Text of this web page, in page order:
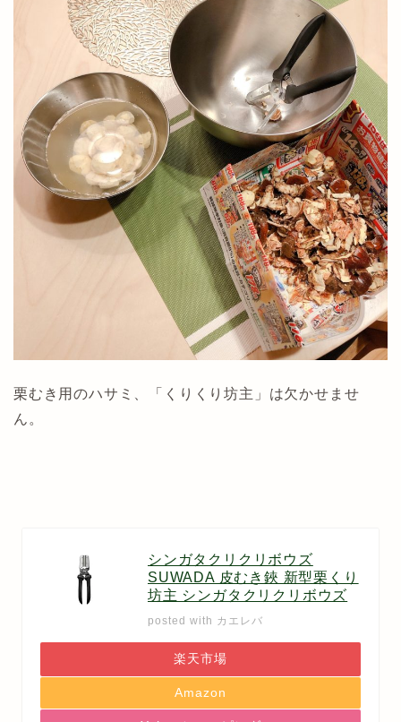
栗むき用のハサミ、「くりくり坊主」は欠かせませ
ん。
シンガタクリクリボウズ
SUWADA 皮むき鋏 新型栗くり
坊主 シンガタクリクリボウズ
posted with カエレバ
楽天市場
Amazon